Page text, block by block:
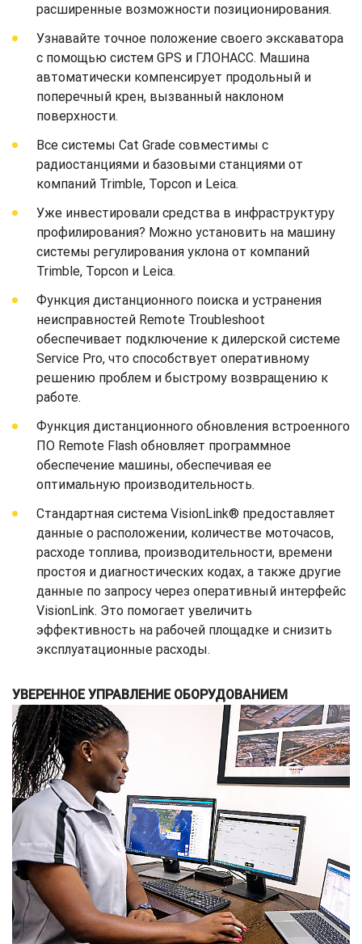
расширенные возможности позиционирования.
Узнавайте точное положение своего экскаватора
с помощью систем GPS и ГЛОНАСС. Машина
автоматически компенсирует продольный и
поперечный крен, вызванный наклоном
поверхности.
Все системы Cat Grade совместимы с
радиостанциями и базовыми станциями от
компаний Trimble, Topcon и Leica.
Уже инвестировали средства в инфраструктуру
профилирования? Можно установить на машину
системы регулирования уклона от компаний
Trimble, Topcon и Leica.
Функция дистанционного поиска и устранения
неисправностей Remote Troubleshoot
обеспечивает подключение к дилерской системе
Service Pro, что способствует оперативному
решению проблем и быстрому возвращению к
работе.
Функция дистанционного обновления встроенного
ПО Remote Flash обновляет программное
обеспечение машины, обеспечивая ее
оптимальную производительность.
Стандартная система VisionLink® предоставляет
данные о расположении, количестве моточасов,
расходе топлива, производительности, времени
простоя и диагностических кодах, а также другие
данные по запросу через оперативный интерфейс
VisionLink. Это помогает увеличить
эффективность на рабочей площадке и снизить
эксплуатационные расходы.
УВЕРЕННОЕ УПРАВЛЕНИЕ ОБОРУДОВАНИЕМ